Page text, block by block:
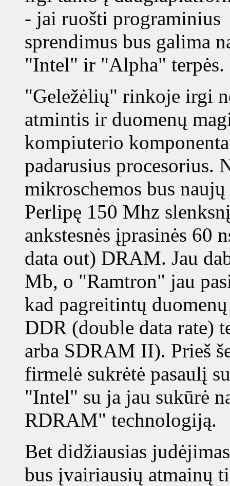
- jai ruošti programinius
sprendimus bus galima
"Intel" ir "Alpha" terpės.
"Geležėlių" rinkoje irgi
atmintis ir duomenų
kompiuterio
padarusius procesorius.
mikroschemos bus
Perlipę 150 Mhz
ankstesnės įprasinės 60
data out) DRAM. Jau
Mb, o "Ramtron" jau
kad pagreitintų
DDR (double data rate)
arba SDRAM II). Prieš
firmelė sukrėtė pasaulį
"Intel" su ja jau sukūrė
RDRAM" technologiją.
Bet didžiausias
bus įvairiausių atmainų